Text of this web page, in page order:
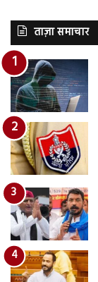
ताज़ा समाचार